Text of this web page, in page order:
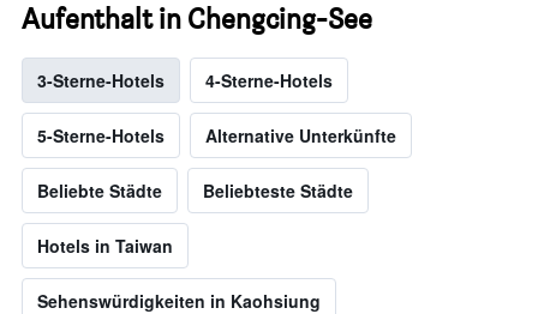
Aufenthalt in Chengcing-See
3-Sterne-Hotels 4-Sterne-Hotels
5-Sterne-Hotels Alternative Unterkünfte
Beliebte Städte Beliebteste Städte
Hotels in Taiwan
Sehenswürdigkeiten in Kaohsiung